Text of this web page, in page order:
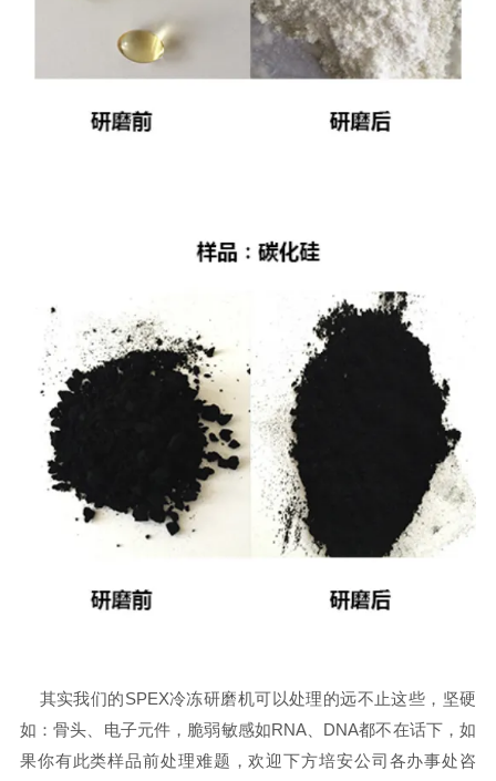
其实我们的SPEX冷冻研磨机可以处理的远不止这些，坚硬
如：骨头、电子元件，脆弱敏感如RNA、DNA都不在话下，如
果你有此类样品前处理难题，欢迎下方培安公司各办事处咨